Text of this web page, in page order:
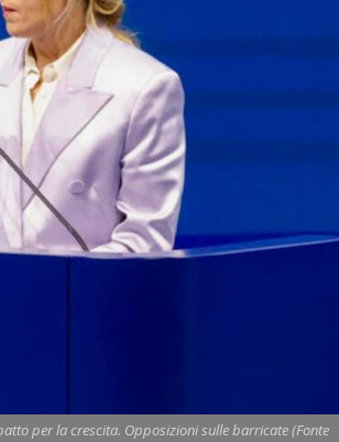
per la crescita. Opposizioni sulle barricate (Fonte